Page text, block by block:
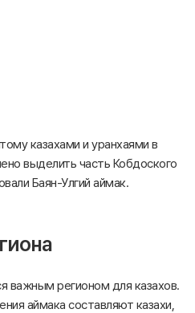
казахами и уранхаями в
выделить часть Кобдоского
Баян-Улгий аймак.
важным регионом для казахов.
аймака составляют казахи,